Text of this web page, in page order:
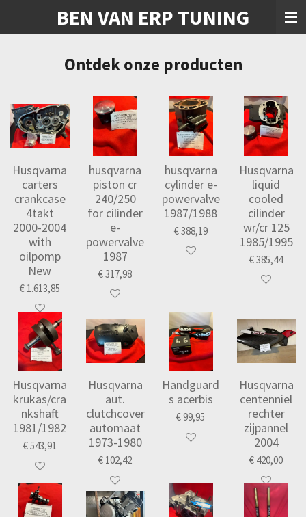
hoofdinhoud
BEN VAN ERP TUNING
Ontdek onze producten
Husqvarna
carters
crankcase
4takt
2000-2004
with
oilpomp
New
€ 1.613,85
husqvarna
piston cr
240/250
for cilinder
e-
powervalve
1987
€ 317,98
husqvarna
cylinder e-
powervalve
1987/1988
€ 388,19
Husqvarna
liquid
cooled
cilinder
wr/cr 125
1985/1995
€ 385,44
Husqvarna
krukas/cra
nkshaft
1981/1982
€ 543,91
Husqvarna
aut.
clutchcover
automaat
1973-1980
€ 102,42
Handguard
s acerbis
€ 99,95
Husqvarna
centenniel
rechter
zijpannel
2004
€ 420,00